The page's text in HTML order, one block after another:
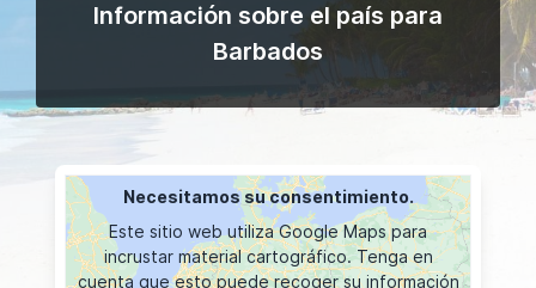
Información sobre el país para
Barbados
Necesitamos su consentimiento.
Este sitio web utiliza Google Maps para
incrustar material cartográfico. Tenga en
cuenta que esto puede recoger su información